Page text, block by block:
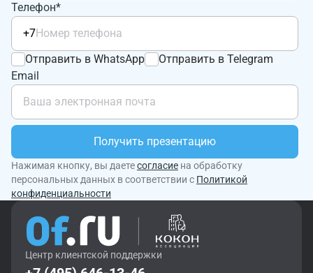
Телефон*
+7
Отправить в WhatsApp
Отправить в Telegram
Email
Получить презентацию
Нажимая кнопку, вы даетесогласие на обработку
персональных данных в соответствии с Политикой
конфиденциальности
Центр клиентской поддержки